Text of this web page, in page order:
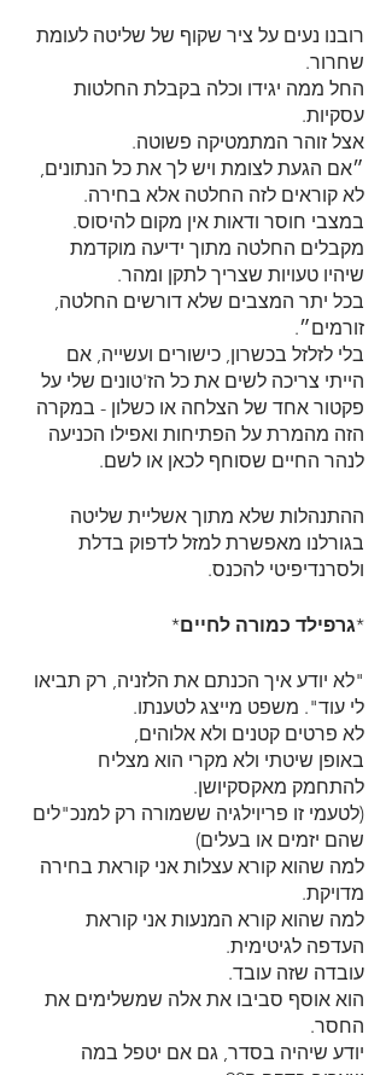
רובנו נעים על ציר שקוף של שליטה לעומת
שחרור.
החל ממה יגידו וכלה בקבלת החלטות
עסקיות.
אצל זוהר המתמטיקה פשוטה.
״אם הגעת לצומת ויש לך את כל הנתונים,
לא קוראים לזה החלטה אלא בחירה.
במצבי חוסר ודאות אין מקום להיסוס.
מקבלים החלטה מתוך ידיעה מוקדמת
שיהיו טעויות שצריך לתקן ומהר.
בכל יתר המצבים שלא דורשים החלטה,
זורמים״.
בלי לזלזל בכשרון, כישורים ועשייה, אם
הייתי צריכה לשים את כל הז'טונים שלי על
פקטור אחד של הצלחה או כשלון - במקרה
הזה מהמרת על הפתיחות ואפילו הכניעה
לנהר החיים שסוחף לכאן או לשם.
ההתנהלות שלא מתוך אשליית שליטה
בגורלנו מאפשרת למזל לדפוק בדלת
ולסרנדיפיטי להכנס.
*גרפילד כמורה לחיים*
"לא יודע איך הכנתם את הלזניה, רק תביאו
לי עוד". משפט מייצג לטענתו.
לא פרטים קטנים ולא אלוהים,
באופן שיטתי ולא מקרי הוא מצליח
להתחמק מאקסקיושן.
(לטעמי זו פריוילגיה ששמורה רק למנכ"לים
שהם יזמים או בעלים)
למה שהוא קורא עצלות אני קוראת בחירה
מדויקת.
למה שהוא קורא המנעות אני קוראת
העדפה לגיטימית.
עובדה שזה עובד.
הוא אוסף סביבו את אלה שמשלימים את
החסר.
יודע שיהיה בסדר, גם אם יטפל במה